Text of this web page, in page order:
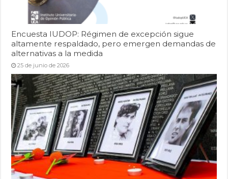
Encuesta IUDOP: Régimen de excepción sigue
altamente respaldado, pero emergen demandas de
alternativas a la medida
25 de junio de 2026